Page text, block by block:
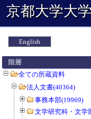
京都大学大
English
階層
全ての所蔵資料
法人文書(40364)
事務本部(19969)
文学研究科・文学